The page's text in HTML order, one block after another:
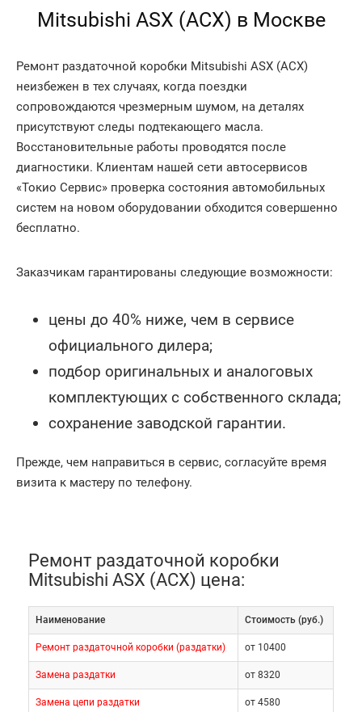
Mitsubishi ASX (АСХ) в Москве
Ремонт раздаточной коробки Mitsubishi ASX (АСХ)
неизбежен в тех случаях, когда поездки
сопровождаются чрезмерным шумом, на деталях
присутствуют следы подтекающего масла.
Восстановительные работы проводятся после
диагностики. Клиентам нашей сети автосервисов
«Токио Сервис» проверка состояния автомобильных
систем на новом оборудовании обходится совершенно
бесплатно.
Заказчикам гарантированы следующие возможности:
цены до 40% ниже, чем в сервисе
официального дилера;
подбор оригинальных и аналоговых
комплектующих с собственного склада;
сохранение заводской гарантии.
Прежде, чем направиться в сервис, согласуйте время
визита к мастеру по телефону.
Ремонт раздаточной коробки
Mitsubishi ASX (АСХ) цена:
Наименование Cтоимость (руб.)
Ремонт раздаточной коробки (раздатки) от 10400
Замена раздатки от 8320
Замена цепи раздатки от 4580